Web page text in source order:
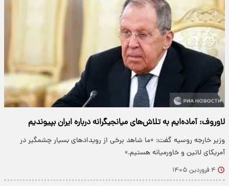
لاوروف: آماده‌ایم به تلاش‌های میانجیگرانه درباره ایران بپیوندیم
وزیر خارجه روسیه گفت: «ما شاهد برخی از رویدادهای بسیار چشمگیر در
آمریکای لاتین و خاورمیانه هستیم.»
۴ فروردین ۱۴۰۵